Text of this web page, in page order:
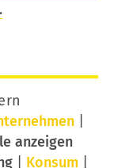
|
anzeigen
Konsum